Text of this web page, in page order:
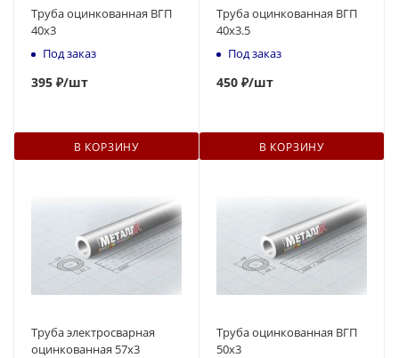
Труба оцинкованная ВГП
40x3
Под заказ
395 ₽/шт
В КОРЗИНУ
Труба оцинкованная ВГП
40x3.5
Под заказ
450 ₽/шт
В КОРЗИНУ
Труба электросварная
оцинкованная 57х3
Труба оцинкованная ВГП
50x3